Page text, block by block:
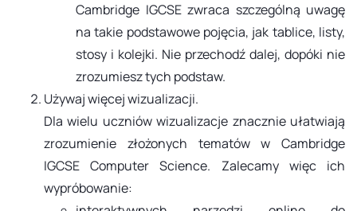
Cambridge IGCSE zwraca szczególną uwagę
na takie podstawowe pojęcia, jak tablice, listy,
stosy i kolejki. Nie przechodź dalej, dopóki nie
zrozumiesz tych podstaw.
Używaj więcej wizualizacji.
Dla wielu uczniów wizualizacje znacznie ułatwiają
zrozumienie złożonych tematów w Cambridge
IGCSE Computer Science. Zalecamy więc ich
wypróbowanie: